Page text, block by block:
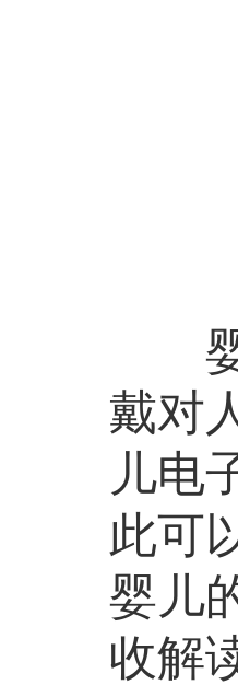
婴
戴对
儿电
此可
婴儿
收解